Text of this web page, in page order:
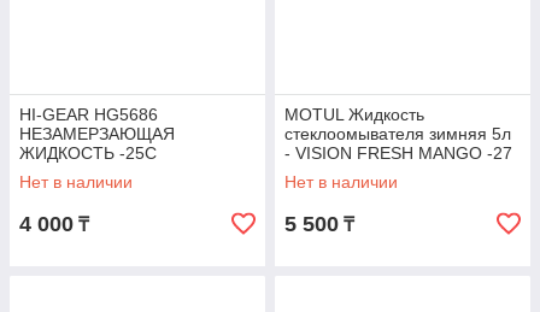
HI-GEAR HG5686
НЕЗАМЕРЗАЮЩАЯ
ЖИДКОСТЬ -25C
Нет в наличии
4 000 ₸
MOTUL Жидкость
стеклоомывателя зимняя 5л
- VISION FRESH MANGO -27
гр.
Нет в наличии
5 500 ₸